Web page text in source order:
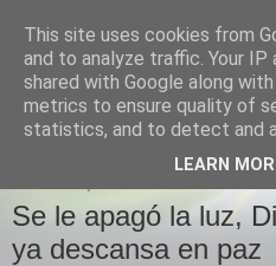
Izquierda
Desde Cuenca para el mundo
Se le apagó la luz,
ya descansa en paz
This site uses cookies from
and to analyze traffic. Your IP
shared with Google along
metrics to ensure quality of
statistics, and to detect and
LEARN